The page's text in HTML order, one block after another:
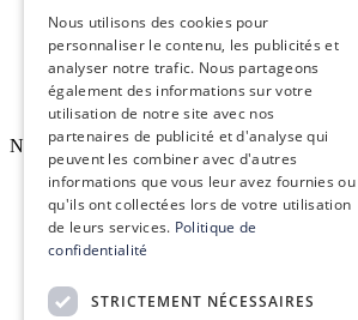
Déclaration e-commerce H7
Nos services
Formation réglementaire
Formation aux logiciels
Services d’infogérance
Nous utilisons des cookies pour
personnaliser le contenu, les publicités et
analyser notre trafic. Nous partageons
également des informations sur votre
utilisation de notre site avec nos
partenaires de publicité et d'analyse qui
peuvent les combiner avec d'autres
informations que vous leur avez fournies ou
qu'ils ont collectées lors de votre utilisation
de leurs services. Politique de
confidentialité
STRICTEMENT NÉCESSAIRES